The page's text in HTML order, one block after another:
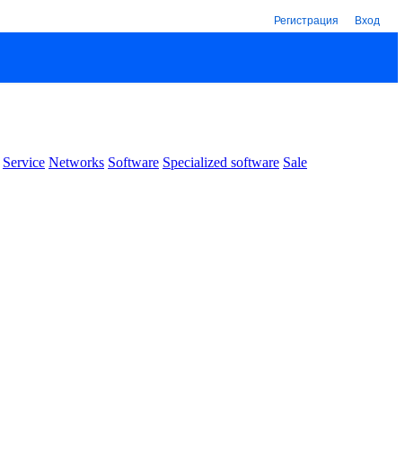
Регистрация Вход
Service Networks Software Specialized software Sale